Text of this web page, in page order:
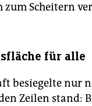
zum Scheitern
für alle
besiegelte nur
Zeilen stand: